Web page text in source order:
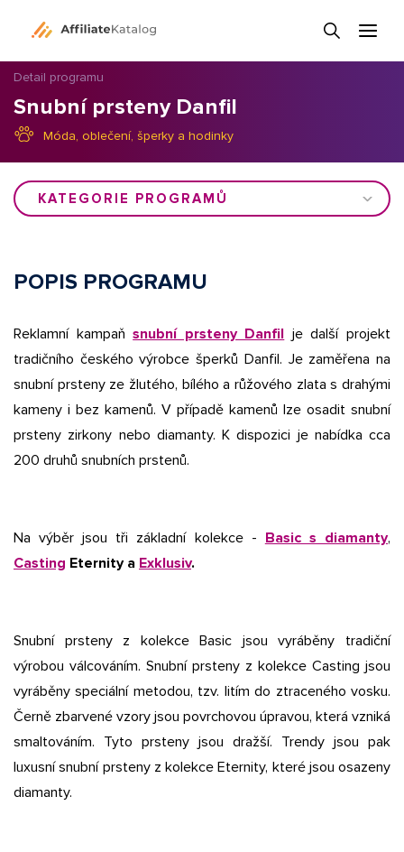
Detail programu
Snubní prsteny Danfil
Móda, oblečení, šperky a hodinky
KATEGORIE PROGRAMŮ
POPIS PROGRAMU
Reklamní kampaňsnubní prsteny Danfil je další projekt
tradičního českého výrobce šperků Danfil. Je zaměřena na
snubní prsteny ze žlutého, bílého a růžového zlata s drahými
kameny i bez kamenů. V případě kamenů lze osadit snubní
prsteny zirkony nebo diamanty. K dispozici je nabídka cca
200 druhů snubních prstenů.
Na výběr jsou tři základní kolekce - Basic s diamanty,
Casting Eternity a Exklusiv.
Snubní prsteny z kolekce Basic jsou vyráběny tradiční
výrobou válcováním. Snubní prsteny z kolekce Casting jsou
vyráběny speciální metodou, tzv. litím do ztraceného vosku.
Černě zbarvené vzory jsou povrchovou úpravou, která vzniká
smaltováním. Tyto prsteny jsou dražší. Trendy jsou pak
luxusní snubní prsteny z kolekce Eternity, které jsou osazeny
diamanty.